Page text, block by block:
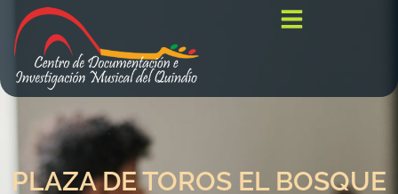
PLAZA DE TOROS EL BOSQUE